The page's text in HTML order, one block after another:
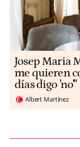
​​Josep Maria
me quieren
días digo 'no'"
Albert Martínez